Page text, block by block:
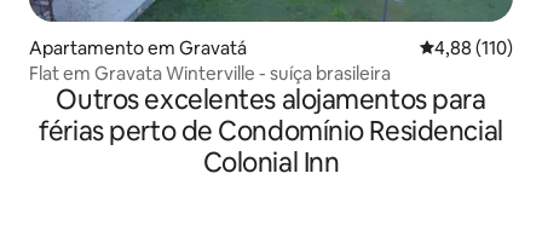
Apartamento em Gravatá Classificação
4,88 (110)
Flat em Gravata Winterville - suíça brasileira
Outros excelentes alojamentos para
férias perto de Condomínio Residencial
Colonial Inn